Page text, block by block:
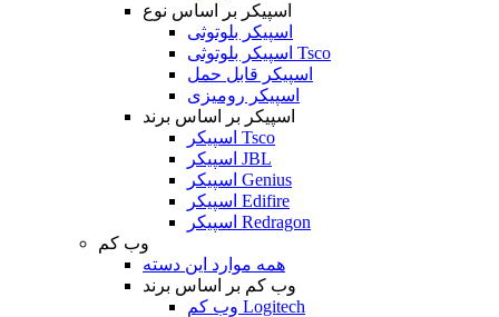
اسپیکر بر اساس نوع
اسپیکر بلوتوثی
اسپیکر بلوتوثی Tsco
اسپیکر قابل حمل
اسپیکر رومیزی
اسپیکر بر اساس برند
اسپیکر Tsco
اسپیکر JBL
اسپیکر Genius
اسپیکر Edifire
اسپیکر Redragon
وب کم
همه موارد این دسته
وب کم بر اساس برند
وب کم Logitech